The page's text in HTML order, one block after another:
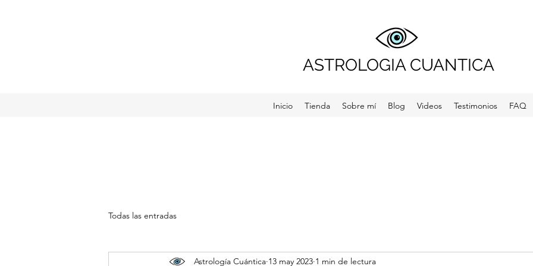
ASTROLOGIA CUANTICA
Inicio Tienda Sobre mí Blog Videos Testimonios FAQ
Todas las entradas
Astrología Cuántica 13 may 2023 1 min de lectura